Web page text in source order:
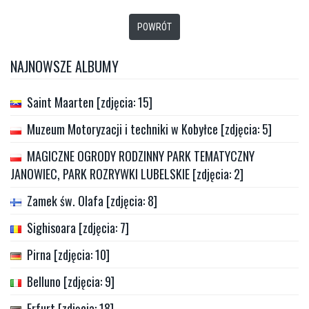
POWRÓT
NAJNOWSZE ALBUMY
Saint Maarten [zdjęcia: 15]
Muzeum Motoryzacji i techniki w Kobyłce [zdjęcia: 5]
MAGICZNE OGRODY RODZINNY PARK TEMATYCZNY
JANOWIEC, PARK ROZRYWKI LUBELSKIE [zdjęcia: 2]
Zamek św. Olafa [zdjęcia: 8]
Sighisoara [zdjęcia: 7]
Pirna [zdjęcia: 10]
Belluno [zdjęcia: 9]